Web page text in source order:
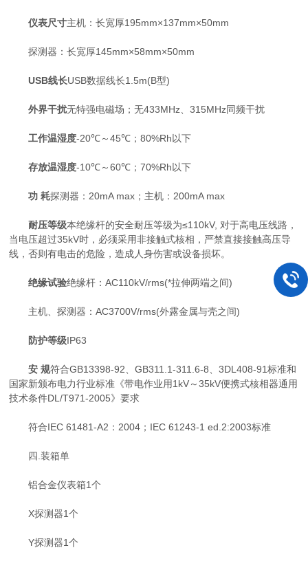
仪表尺寸主机：长宽厚195mm×137mm×50mm
探测器：长宽厚145mm×58mm×50mm
USB线长USB数据线长1.5m(B型)
外界干扰无特强电磁场；无433MHz、315MHz同频干扰
工作温湿度-20℃～45℃；80%Rh以下
存放温湿度-10℃～60℃；70%Rh以下
功 耗探测器：20mA max；主机：200mA max
耐压等级本绝缘杆的安全耐压等级为≤110kV, 对于高电压线路，
当电压超过35kV时，必须采用非接触式核相，严禁直接接触高压导
线，否则有电击的危险，造成人身伤害或设备损坏。
绝缘试验绝缘杆：AC110kV/rms(*拉伸两端之间)
主机、探测器：AC3700V/rms(外露金属与壳之间)
防护等级IP63
安 规符合GB13398-92、GB311.1-311.6-8、3DL408-91标准和
国家新颁布电力行业标准《带电作业用1kV～35kV便携式核相器通用
技术条件DL/T971-2005》要求
符合IEC 61481-A2：2004；IEC 61243-1 ed.2:2003标准
四.装箱单
铝合金仪表箱1个
X探测器1个
Y探测器1个